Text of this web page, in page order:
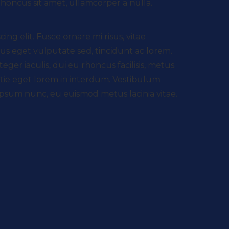
sit amet, ullamcorper a nulla.
elit. Fusce ornare mi risus, vitae
eget vulputate sed, tincidunt ac lorem.
iaculis, dui eu rhoncus facilisis, metus
eget lorem in interdum. Vestibulum
nunc, eu euismod metus lacinia vitae.